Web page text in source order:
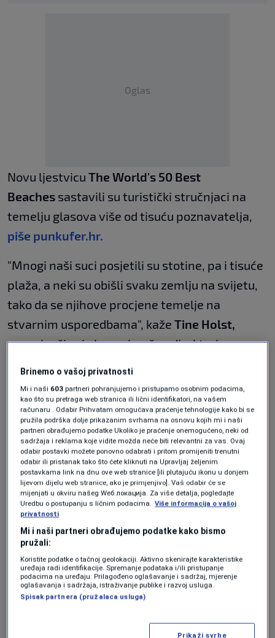
Oglas
Novu ljestvicu The World's 50 Best
Beaches sastavili su turistički stručnjaci na
temelju glasova više od tisuću poznavatelja,
piše punkufer.hr.
"Mnogi naši suci posjetili su stotine, pa i tisuće
plaža, a neki su obišli svaku zemlju na svijetu,
tako da se njihove procjene temelje na
stvarnim usporedbama", kaže Tine Holst,
suosnivačica i glavna izvršna direktorica
"Ne radi se samo o popularnosti ili
prepoznatljivosti. Važno je cjelokupno iskustvo
boravka na plaži."
Plaže se ocjenjuju prema nizu kriterija, među
kojima su posebnosti i čistoća, a suci također
uzimaju u obzir pruža li plaža autentičan
doživljaj prirode. Iako Grčka, Italija i Španjolska
dominiraju popisom, najviše su rangirane
plaže često one koje zahtijevaju dodatni trud,
bilo da se do njih stiže brodom ili
makadamskim putevima.
Također, pozornost sve privlače i plaže u
Brinemo o vašoj privatnosti
Mi i naši 603 partneri pohranjujemo i pristupamo osobnim podacima,
kao što su pretraga web stranica ili lični identifikatori, na vašem
računaru . Odabir Prihvatam omogućava praćenje tehnologije kako bi se
pružila podrška dolje prikazanim svrhama na osnovu kojih mi i naši
partneri obrađujemo podatke Ukoliko je praćenje onemogućeno, neki od
sadržaja i reklama koje vidite možda neće biti relevantni za vas. Ovaj
odabir postavki možete ponovno odabrati i pritom promijeniti trenutni
odabir ili pristanak tako što ćete kliknuti na Upravljaj željenim
postavkama link na dnu ove web stranice [ili plutajuću ikonu u donjem
lijevom dijelu web stranice, ako je primjenjivo]. Vaš odabir će se
mijenjati u okviru našeg Wеб локација. Za više detalja, pogledajte
Uredbu o postupanju s ličnim podacima. Više informacija o vašoj
privatnosti
Mi i naši partneri obrađujemo podatke kako bismo
pružali:
Koristite podatke o tačnoj geolokaciji. Aktivno skenirajte karakteristike
uređaja radi identifikacije. Spremanje podataka i/ili pristupanje
podacima na uređaju. Prilagođeno oglašavanje i sadržaj, mjerenje
oglašavanja i sadržaja, istraživanje publike i razvoj usluga.
Spisak partnera (pružalaca usluga)
Prikaži svrhe